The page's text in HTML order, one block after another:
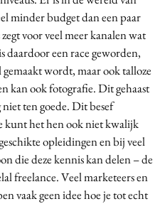
minder budget dan een paar
voor veel meer kanalen wat
daardoor een race geworden,
wordt, maar ook talloze
kan ook fotografie. Dit gehaast
ten goede. Dit besef
kunt het hen ook niet kwalijk
opleidingen en bij veel
die deze kennis kan delen – de
freelance. Veel marketeers en
vaak geen idee hoe je tot echt